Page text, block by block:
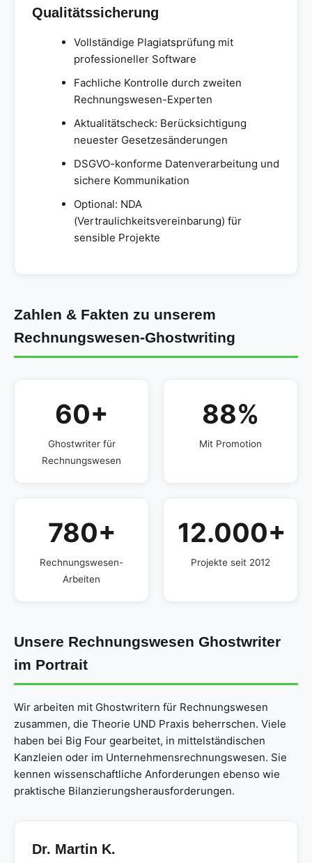
Qualitätssicherung
Vollständige Plagiatsprüfung mit
professioneller Software
Fachliche Kontrolle durch zweiten
Rechnungswesen-Experten
Aktualitätscheck: Berücksichtigung
neuester Gesetzesänderungen
DSGVO-konforme Datenverarbeitung und
sichere Kommunikation
Optional: NDA
(Vertraulichkeitsvereinbarung) für
sensible Projekte
Zahlen & Fakten zu unserem
Rechnungswesen-Ghostwriting
60+
Ghostwriter für
Rechnungswesen
88%
Mit Promotion
780+
Rechnungswesen-
Arbeiten
12.000+
Projekte seit 2012
Unsere Rechnungswesen Ghostwriter
im Portrait
Wir arbeiten mit Ghostwritern für Rechnungswesen
zusammen, die Theorie UND Praxis beherrschen. Viele
haben bei Big Four gearbeitet, in mittelständischen
Kanzleien oder im Unternehmensrechnungswesen. Sie
kennen wissenschaftliche Anforderungen ebenso wie
praktische Bilanzierungsherausforderungen.
Dr. Martin K.